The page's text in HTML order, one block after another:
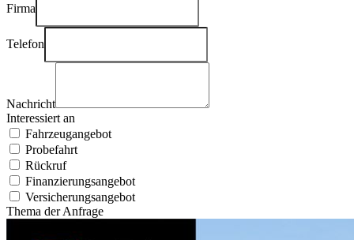
Firma
Telefon
Nachricht
Interessiert an
Fahrzeugangebot
Probefahrt
Rückruf
Finanzierungsangebot
Versicherungsangebot
Thema der Anfrage